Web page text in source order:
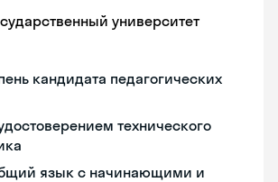
университет
кандидата педагогических
технического
язык с начинающими и